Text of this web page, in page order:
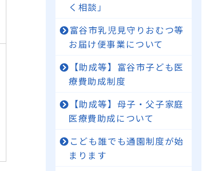
く相談」
富谷市乳児見守りおむつ等
お届け便事業について
【助成等】富谷市子ども医
療費助成制度
【助成等】母子・父子家庭
医療費助成について
こども誰でも通園制度が始
まります